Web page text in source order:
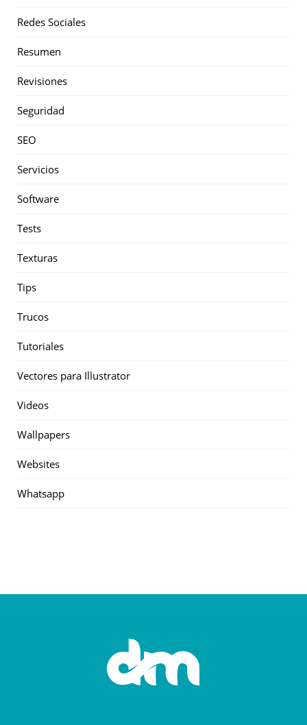
Redes Sociales
Resumen
Revisiones
Seguridad
SEO
Servicios
Software
Tests
Texturas
Tips
Trucos
Tutoriales
Vectores para Illustrator
Videos
Wallpapers
Websites
Whatsapp